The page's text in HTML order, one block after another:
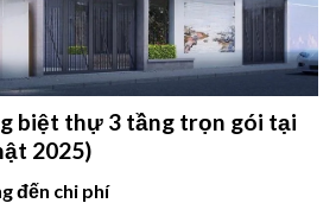
biệt thự 3 tầng trọn gói tại
2025)
đến chi phí